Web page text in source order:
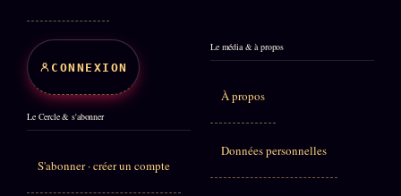
CONNEXION
Le Cercle & s'abonner
S'abonner · créer un compte
Le média & à propos
À propos
Données personnelles